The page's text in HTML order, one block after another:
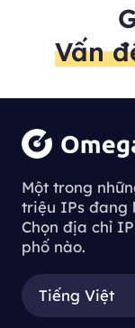
Vấn
Một trong
triệu IPs đang
Chọn địa chỉ
phố nào.
Tiếng Việt